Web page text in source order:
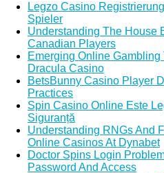
Legzo Casino
Spieler
Understanding The House
Canadian Players
Emerging Online Gambling
Dracula Casino
BetsBunny Casino Player
Practices
Spin Casino Online Este
Siguranță
Understanding RNGs And
Online Casinos At Dynabet
Doctor Spins Login
Password And Access